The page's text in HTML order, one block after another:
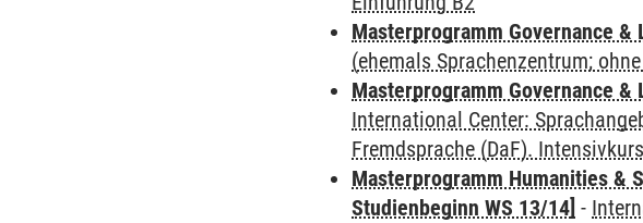
Masterprogramm Governance &
(ehemals Sprachenzentrum;
Masterprogramm Governance
International Center:
Fremdsprache (DaF).
Masterprogramm Humanities &
Studienbeginn WS 13/14] -